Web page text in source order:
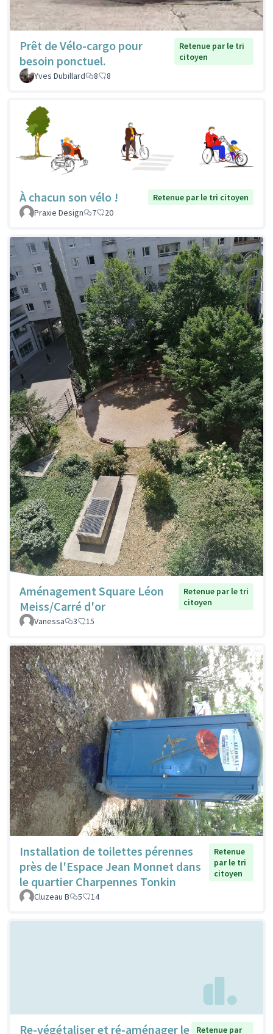
Prêt de Vélo-cargo pour
besoin ponctuel.
Retenue par le tri
citoyen
Yves Dubillard
8 8
À chacun son vélo !
Retenue par le tri citoyen
Praxie Design
7 20
Aménagement Square Léon
Meiss/Carré d'or
Retenue par le tri
citoyen
Vanessa
3 15
Installation de toilettes pérennes
près de l'Espace Jean Monnet dans
le quartier Charpennes Tonkin
Retenue
par le tri
citoyen
Cluzeau B 5 14
Re-végétaliser et ré-aménager le Retenue par